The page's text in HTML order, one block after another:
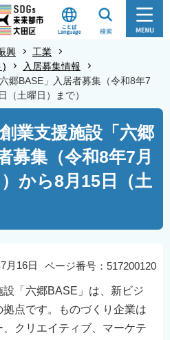
興
工業
)
入居募集情報
郷BASE」入居者募集（令和8年7
（土曜日）まで）
業支援施設「六郷
募集（令和8年7月
から8月15日（土
ページ番号：517200120
月16日
「六郷BASE」は、新ビジ
点です。ものづくり企業は
クリエイティブ、マーケテ